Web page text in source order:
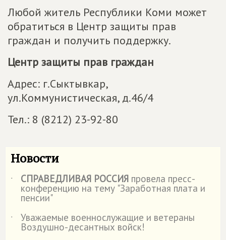
Любой житель Республики Коми может
обратиться в Центр защиты прав
граждан и получить поддержку.
Центр защиты прав граждан
Адрес: г.Сыктывкар,
ул.Коммунистическая, д.46/4
Тел.: 8 (8212) 23-92-80
Новости
˙ СПРАВЕДЛИВАЯ РОССИЯ провела пресс-
конференцию на тему "Заработная плата и
пенсии"
˙
Уважаемые военнослужащие и ветераны
Воздушно-десантных войск!